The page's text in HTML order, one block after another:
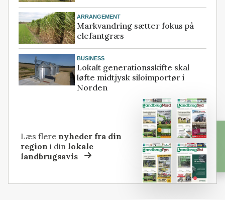
ARRANGEMENT
Markvandring sætter fokus på
elefantgræs
BUSINESS
Lokalt generationsskifte skal
løfte midtjysk siloimportør i
Norden
Læs flere nyheder fra din
region i dinlokale
landbrugsavis